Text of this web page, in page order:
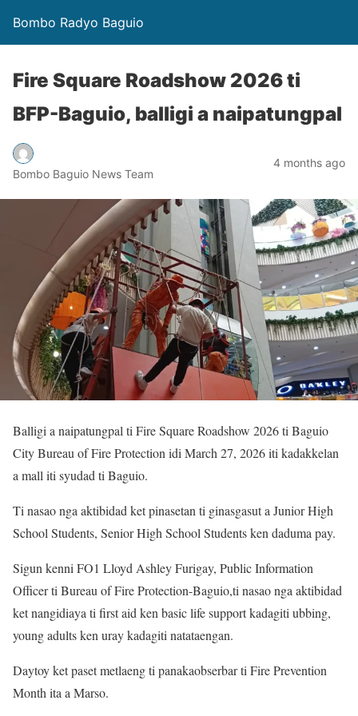
Bombo Radyo Baguio
Fire Square Roadshow 2026 ti
BFP-Baguio, balligi a naipatungpal
Bombo Baguio News Team
4 months ago
Balligi a naipatungpal ti Fire Square Roadshow 2026 ti Baguio
City Bureau of Fire Protection idi March 27, 2026 iti kadakkelan
a mall iti syudad ti Baguio.
Ti nasao nga aktibidad ket pinasetan ti ginasgasut a Junior High
School Students, Senior High School Students ken daduma pay.
Sigun kenni FO1 Lloyd Ashley Furigay, Public Information
Officer ti Bureau of Fire Protection-Baguio,ti nasao nga aktibidad
ket nangidiaya ti first aid ken basic life support kadagiti ubbing,
young adults ken uray kadagiti natataengan.
Daytoy ket paset metlaeng ti panakaobserbar ti Fire Prevention
Month ita a Marso.